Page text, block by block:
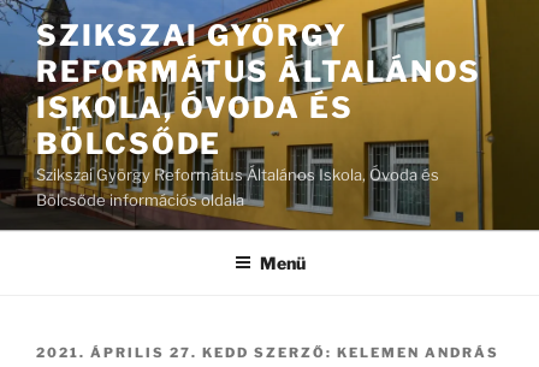
Tartalomhoz
SZIKSZAI GYÖRGY
REFORMÁTUS ÁLTALÁNOS
ISKOLA, ÓVODA ÉS
BÖLCSŐDE
Szikszai György Református Általános Iskola, Óvoda és
Bölcsőde információs oldala
Menü
BEKÜLDVE:
2021. ÁPRILIS 27. KEDD SZERZŐ: KELEMEN ANDRÁS